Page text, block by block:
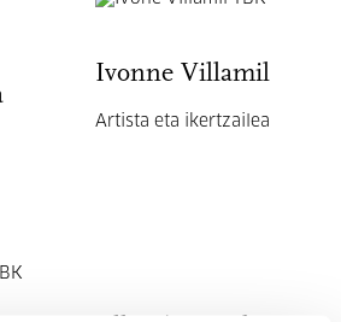
Ivonne Villamil
Artista eta ikertzailea